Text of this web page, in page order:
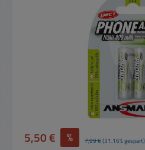
Verkaufspreis:
5,50 € % Regulärer Preis:
7,99 €(31.16% gespart)